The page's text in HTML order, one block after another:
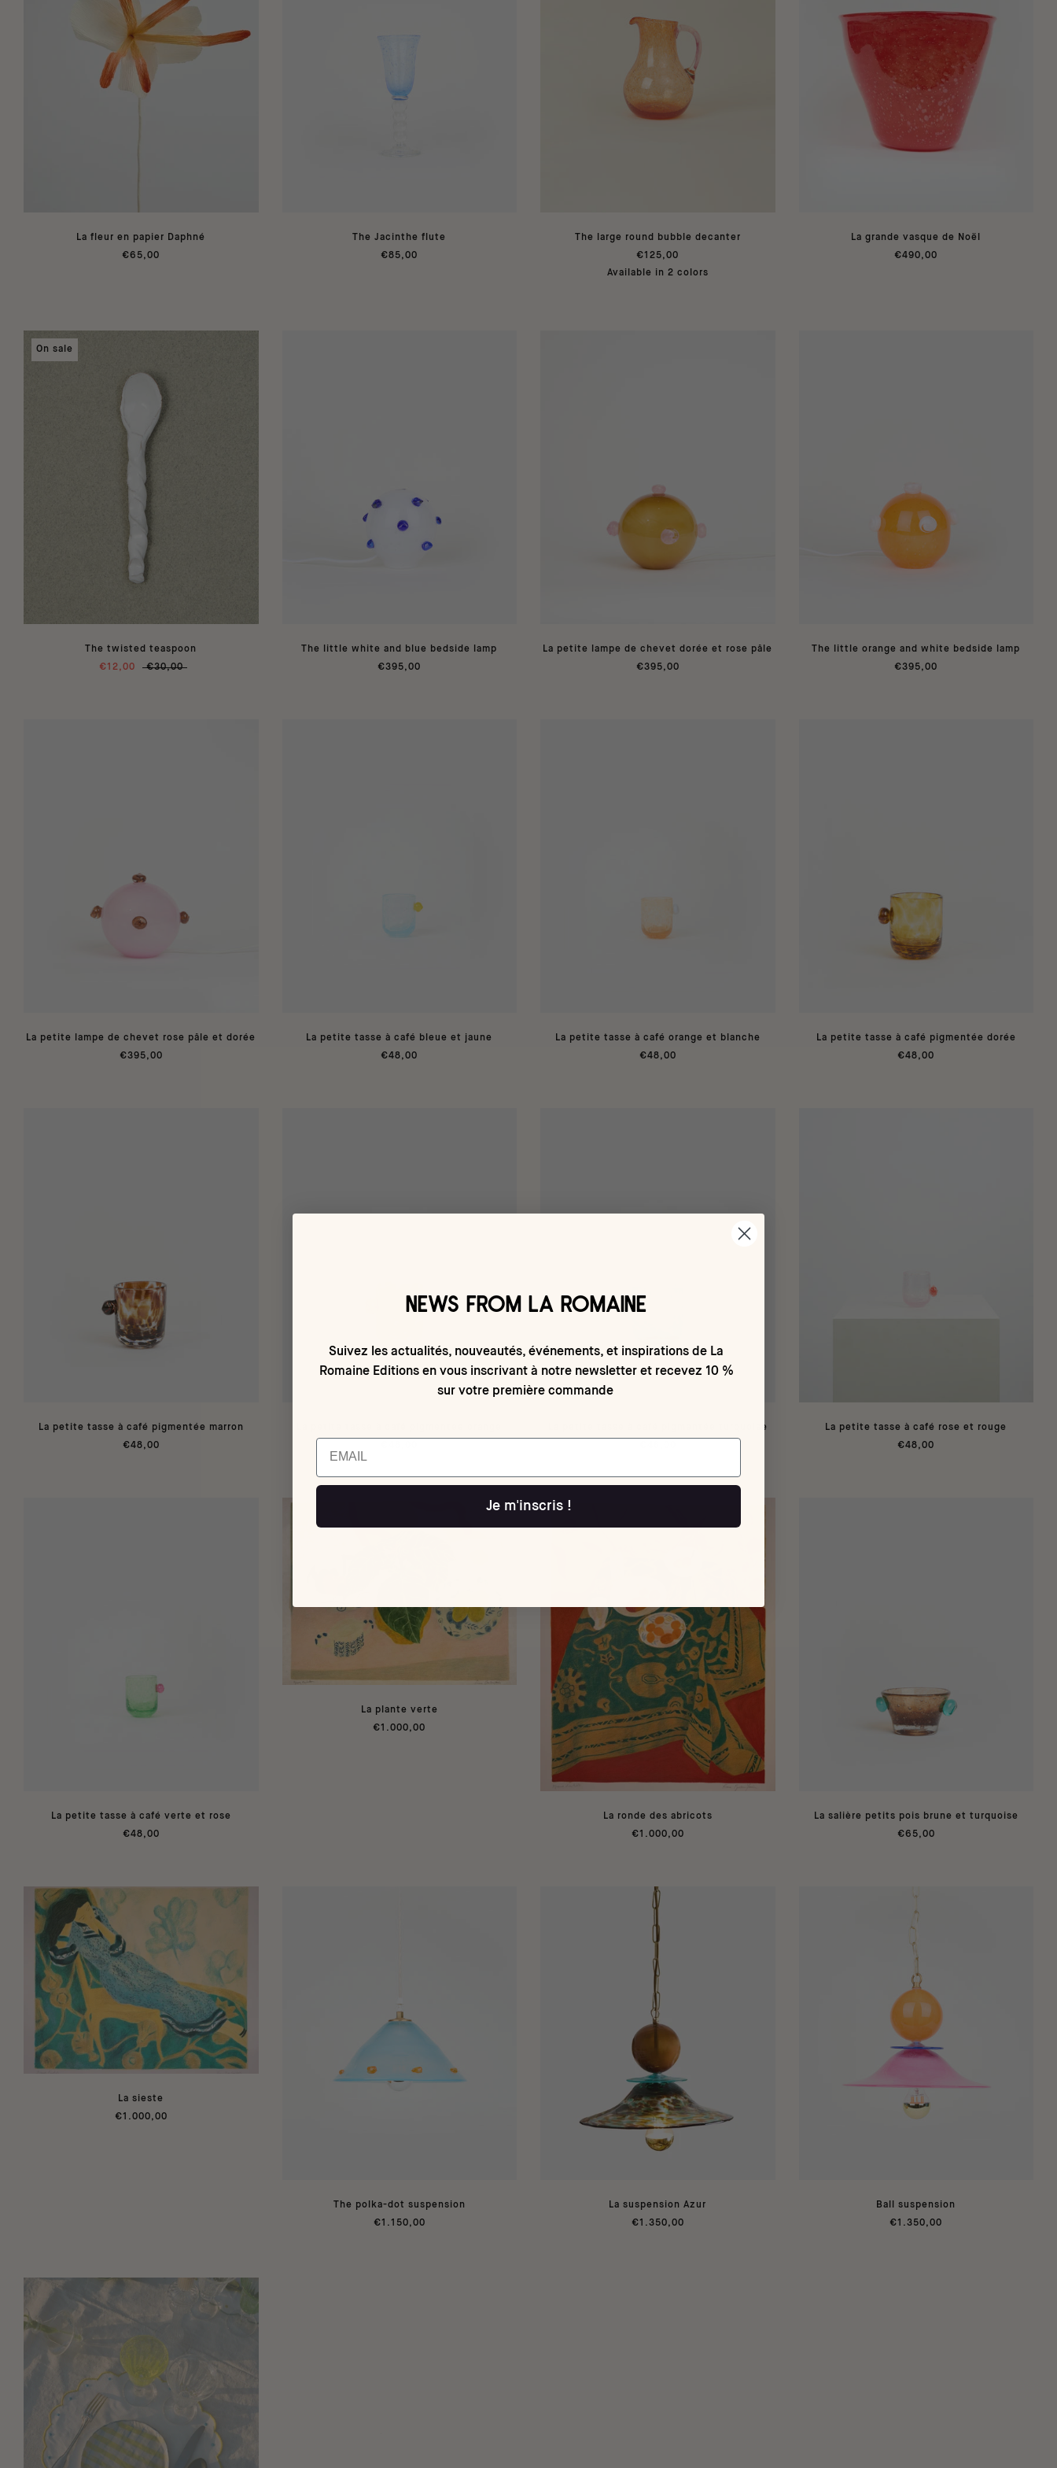
La fleur en papier Daphné
€65,00
The Jacinthe flute
€85,00
The large round bubble decanter
€125,00
Available in 2 colors
La grande vasque de Noël
€490,00
On sale
The twisted teaspoon
€12,00
€30,00
The little white and blue bedside lamp
€395,00
La petite lampe de chevet dorée et rose pâle
€395,00
The little orange and white bedside lamp
€395,00
La petite lampe de chevet rose pâle et dorée
€395,00
La petite tasse à café bleue et jaune
€48,00
La petite tasse à café orange et blanche
€48,00
La petite tasse à café pigmentée dorée
€48,00
La petite tasse à café pigmentée marron
€48,00
La petite tasse à café pigmentée turquoise
La petite tasse à café rose et rouge
€48,00
La petite tasse à café verte et rose
€48,00
La plante verte
€1.000,00
La ronde des abricots
€1.000,00
La salière petits pois brune et turquoise
€65,00
La sieste
€1.000,00
The polka-dot suspension
€1.150,00
La suspension Azur
€1.350,00
Ball suspension
€1.350,00
NEWS FROM LA ROMAINE
Suivez les actualités, nouveautés, événements, et inspirations de La
Romaine Editions en vous inscrivant à notre newsletter et recevez 10 %
sur votre première commande
Email
Je m'inscris !